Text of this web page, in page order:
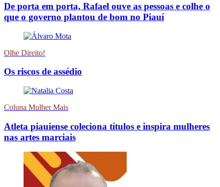
De porta em porta, Rafael ouve as pessoas e colhe o
que o governo plantou de bom no Piauí
Olhe Direito!
Os riscos de assédio
Coluna Mulher Mais
Atleta piauiense coleciona títulos e inspira mulheres
nas artes marciais